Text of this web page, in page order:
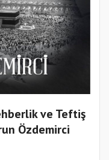
ve Teftiş
Özdemirci